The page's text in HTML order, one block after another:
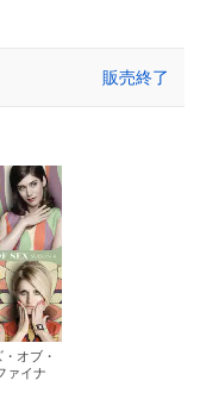
まう。そのことを聞い
そんな中、留守を預か
販売終了
オブ・
ァイナ